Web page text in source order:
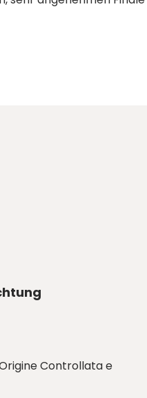
Controllata e